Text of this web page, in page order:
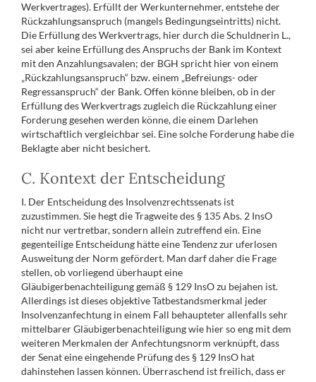
Werkvertrages). Erfüllt der Werkunternehmer, entstehe der
Rückzahlungsanspruch (mangels Bedingungseintritts) nicht.
Die Erfüllung des Werkvertrags, hier durch die Schuldnerin L.,
sei aber keine Erfüllung des Anspruchs der Bank im Kontext
mit den Anzahlungsavalen; der BGH spricht hier von einem
„Rückzahlungsanspruch“ bzw. einem „Befreiungs- oder
Regressanspruch“ der Bank. Offen könne bleiben, ob in der
Erfüllung des Werkvertrags zugleich die Rückzahlung einer
Forderung gesehen werden könne, die einem Darlehen
wirtschaftlich vergleichbar sei. Eine solche Forderung habe die
Beklagte aber nicht besichert.
C. Kontext der Entscheidung
I. Der Entscheidung des Insolvenzrechtssenats ist
zuzustimmen. Sie hegt die Tragweite des § 135 Abs. 2 InsO
nicht nur vertretbar, sondern allein zutreffend ein. Eine
gegenteilige Entscheidung hätte eine Tendenz zur uferlosen
Ausweitung der Norm gefördert. Man darf daher die Frage
stellen, ob vorliegend überhaupt eine
Gläubigerbenachteiligung gemäß § 129 InsO zu bejahen ist.
Allerdings ist dieses objektive Tatbestandsmerkmal jeder
Insolvenzanfechtung in einem Fall behaupteter allenfalls sehr
mittelbarer Gläubigerbenachteiligung wie hier so eng mit dem
weiteren Merkmalen der Anfechtungsnorm verknüpft, dass
der Senat eine eingehende Prüfung des § 129 InsO hat
dahinstehen lassen können. Überraschend ist freilich, dass er